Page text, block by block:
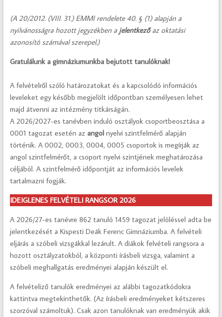
(A 20/2012. (VIII. 31.) EMMI rendelete 40. § (1) alapján a
nyilvánosságra hozott jegyzékben a jelentkezőaz oktatási
azonosító számával szerepel.)
Gratulálunk a gimnáziumunkba bejutott tanulóknak!
A felvételről szóló határozatokat és a kapcsolódó információs
leveleket egy később megjelölt időpontban személyesen lehet
majd átvenni az intézmény titkárságán.
A 2026/2027-es tanévben induló osztályok csoportbeosztása a
0001 tagozat esetén az angolnyelvi szintfelmérő alapján
történik. A 0002, 0003, 0004, 0005 csoportok is megírják az
angol szintfelmérőt, a csoport nyelvi szintjének meghatározása
céljából. A szintfelmérő időpontját az információs levelek
tartalmazni fogják.
IDEIGLENES FELVÉTELI RANGSOR 2026
A 2026/27-es tanévre 862 tanuló 1459 tagozat jelöléssel adta be
jelentkezését a Kispesti Deák Ferenc Gimnáziumba. A felvételi
eljárás a szóbeli vizsgákkal lezárult. A diákok felvételi rangsora a
hozott osztályzatokból, a központi írásbeli vizsga, valamint a
szóbeli meghallgatás eredményei alapján készült el.
A felvételiző tanulók eredményei az alábbi tagozatkódokra
kattintva megtekinthetők. (Az írásbeli eredményeket kétszeres
szorzóval számoltuk). Csak azon tanulóknak van eredményük akik